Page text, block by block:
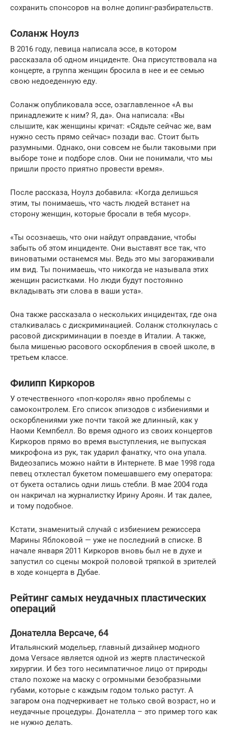
сохранить спонсоров на волне допинг-разбирательств.
Соланж Ноулз
В 2016 году, певица написала эссе, в котором
рассказала об одном инциденте. Она присутствовала на
концерте, а группа женщин бросила в нее и ее семью
свою недоеденную еду.
Соланж опубликовала эссе, озаглавленное «А вы
принадлежите к ним? Я, да». Она написала: «Вы
слышите, как женщины кричат: «Сядьте сейчас же, вам
нужно сесть прямо сейчас» позади вас. Стоит быть
разумными. Однако, они совсем не были таковыми при
выборе тоне и подборе слов. Они не понимали, что мы
пришли просто приятно провести время».
После рассказа, Ноулз добавила: «Когда делишься
этим, ты понимаешь, что часть людей встанет на
сторону женщин, которые бросали в тебя мусор».
«Ты осознаешь, что они найдут оправдание, чтобы
забыть об этом инциденте. Они выставят все так, что
виноватыми останемся мы. Ведь это мы загораживали
им вид. Ты понимаешь, что никогда не называла этих
женщин расистками. Но люди будут постоянно
вкладывать эти слова в ваши уста».
Она также рассказала о нескольких инцидентах, где она
сталкивалась с дискриминацией. Соланж столкнулась с
расовой дискриминации в поезде в Италии. А также,
была мишенью расового оскорбления в своей школе, в
третьем классе.
Филипп Киркоров
У отечественного «поп-короля» явно проблемы с
самоконтролем. Его список эпизодов с избиениями и
оскорблениями уже почти такой же длинный, как у
Наоми Кемпбелл. Во время одного из своих концертов
Киркоров прямо во время выступления, не выпуская
микрофона из рук, так ударил фанатку, что она упала.
Видеозапись можно найти в Интернете. В мае 1998 года
певец отхлестал букетом помешавшего ему оператора:
от букета остались одни лишь стебли. В мае 2004 года
он накричал на журналистку Ирину Ароян. И так далее,
и тому подобное.
Кстати, знаменитый случай с избиением режиссера
Марины Яблоковой — уже не последний в списке. В
начале января 2011 Киркоров вновь был не в духе и
запустил со сцены мокрой половой тряпкой в зрителей
в ходе концерта в Дубае.
Рейтинг самых неудачных пластических
операций
Донателла Версаче, 64
Итальянский модельер, главный дизайнер модного
дома Versace является одной из жертв пластической
хирургии. И без того несимпатичное лицо от природы
стало похоже на маску с огромными безобразными
губами, которые с каждым годом только растут. А
загаром она подчеркивает не только свой возраст, но и
неудачные процедуры. Донателла – это пример того как
не нужно делать.